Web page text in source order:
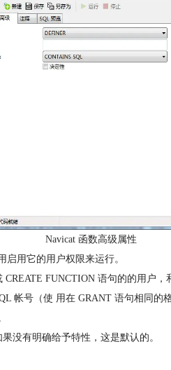
Navicat 函数高级属性
用它的用户权限来运行。
FUNCTION 语句的的用户
帐号（使 用在 GRANT 语句相同的
没有明确给予特性，这是默认的。